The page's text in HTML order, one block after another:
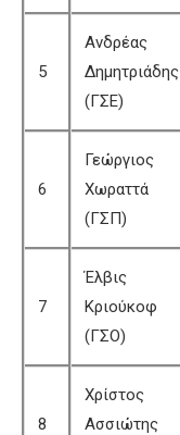
5
Ανδρέας
Δημητριάδης
(ΓΣΕ)
6
Γεώργιος
Χωραττά
(ΓΣΠ)
7
Έλβις
Κριούκοφ
(ΓΣΟ)
8
Χρίστος
Ασσιώτης